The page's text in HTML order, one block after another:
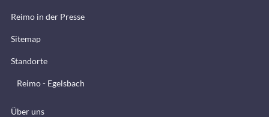
Reimo in der Presse
Sitemap
Standorte
Reimo - Egelsbach
Über uns